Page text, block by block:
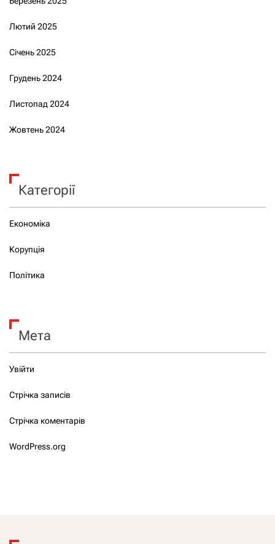
Лютий 2025
Січень 2025
Грудень 2024
Листопад 2024
Жовтень 2024
Категорії
Економіка
Корупція
Політика
Мета
Увійти
Стрічка записів
Стрічка коментарів
WordPress.org